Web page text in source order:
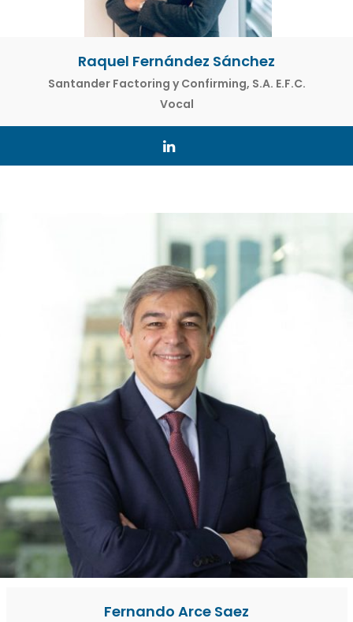
Raquel Fernández Sánchez
Santander Factoring y Confirming, S.A. E.F.C.
Vocal
Fernando Arce Saez